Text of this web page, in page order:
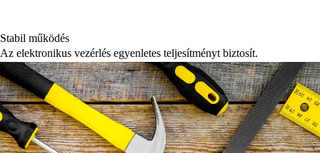
Stabil működés
Az elektronikus vezérlés egyenletes teljesítményt biztosít.